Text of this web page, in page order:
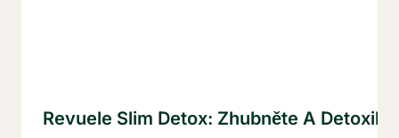
Revuele Slim Detox: Zhubněte A